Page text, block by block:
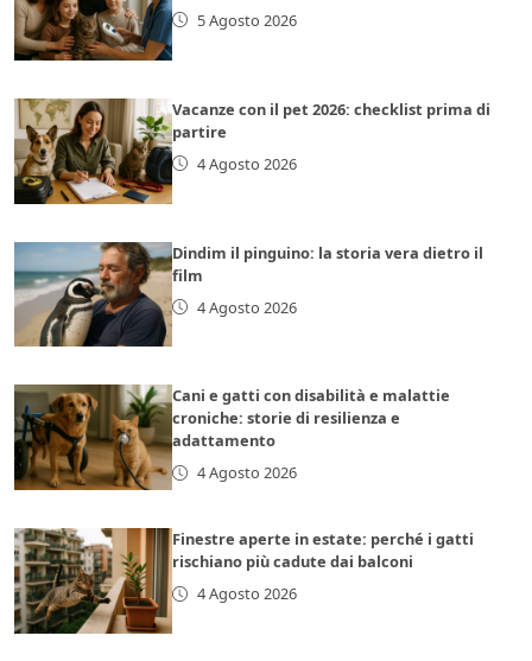
5 Agosto 2026
Vacanze con il pet 2026: checklist prima di
partire
4 Agosto 2026
Dindim il pinguino: la storia vera dietro il
film
4 Agosto 2026
Cani e gatti con disabilità e malattie
croniche: storie di resilienza e
adattamento
4 Agosto 2026
Finestre aperte in estate: perché i gatti
rischiano più cadute dai balconi
4 Agosto 2026